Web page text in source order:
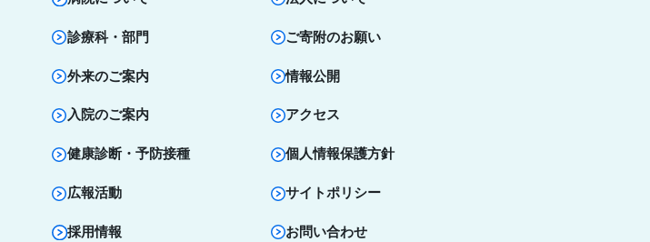
診療科・部門
外来のご案内
入院のご案内
健康診断・予防接種
広報活動
採用情報
ご寄附のお願い
情報公開
アクセス
個人情報保護方針
サイトポリシー
お問い合わせ